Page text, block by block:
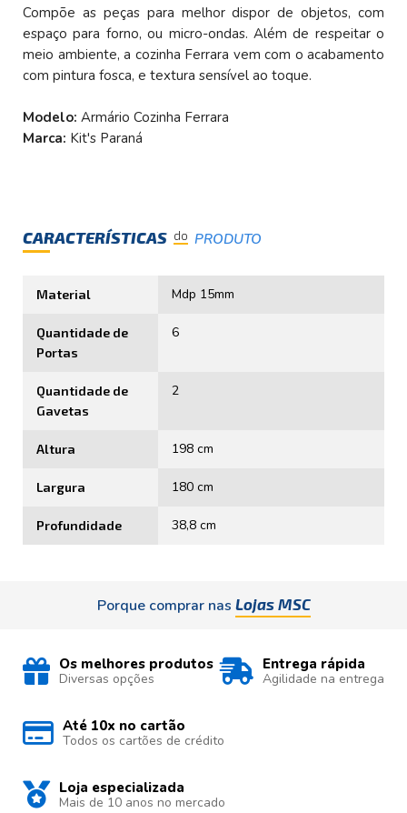
Compõe as peças para melhor dispor de objetos, com
espaço para forno, ou micro-ondas. Além de respeitar o
meio ambiente, a cozinha Ferrara vem com o acabamento
com pintura fosca, e textura sensível ao toque.
Modelo: Armário Cozinha Ferrara
Marca: Kit's Paraná
CARACTERÍSTICAS do PRODUTO
Material Mdp 15mm
Quantidade de
Portas
6
Quantidade de
Gavetas
2
Altura 198 cm
Largura 180 cm
Profundidade 38,8 cm
Porque comprar nas Lojas MSC
Os melhores produtos
Diversas opções
Entrega rápida
Agilidade na entrega
Até 10x no cartão
Todos os cartões de crédito
Loja especializada
Mais de 10 anos no mercado